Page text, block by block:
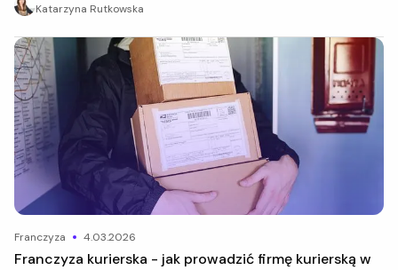
Katarzyna Rutkowska
franczyza 4.03.2026
Franczyza kurierska - jak prowadzić firmę kurierską w